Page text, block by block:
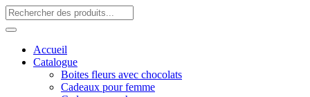
Accueil
Catalogue
Boites fleurs avec chocolats
Cadeaux pour femme